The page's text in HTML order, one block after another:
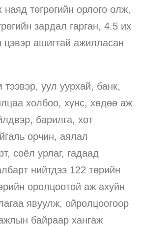
наяд төгрөгийн орлого олж,
зардал гарган, 4.5 их
цэвэр ашигтай ажилласан
уул уурхай, банк,
холбоо, хүнс, хөдөө аж
барилга, хот
орчин, аялал
соёл урлаг, гадаад
нийтдээ 122 төрийн
оролцоотой аж ахуйн
явуулж, ойролцоогоор
байраар хангаж